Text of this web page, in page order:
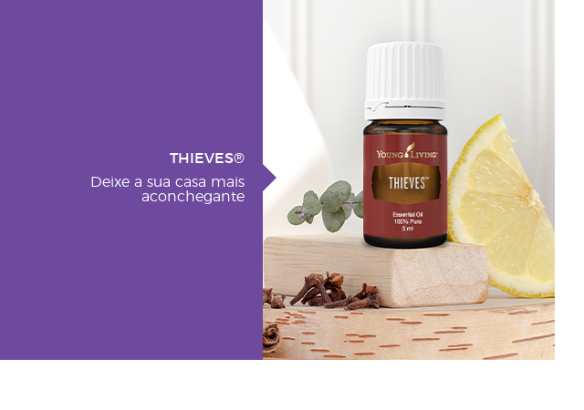
THIEVES®
Deixe a sua casa mais
aconchegante